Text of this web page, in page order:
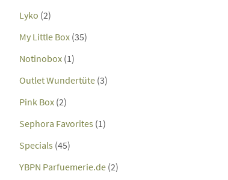
Lyko (2)
My Little Box (35)
Notinobox (1)
Outlet Wundertüte (3)
Pink Box (2)
Sephora Favorites (1)
Specials (45)
YBPN Parfuemerie.de (2)